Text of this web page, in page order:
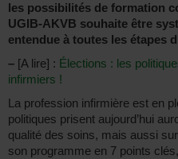
les possibilités de formation
UGIB-AKVB souhaite être
entendue à toutes les étapes
– [A lire] : Élections : les
infirmiers !
La profession infirmière est en
politiques prisent aujourd’hui
qualité des soins, mais aussi
son programme en 7 points